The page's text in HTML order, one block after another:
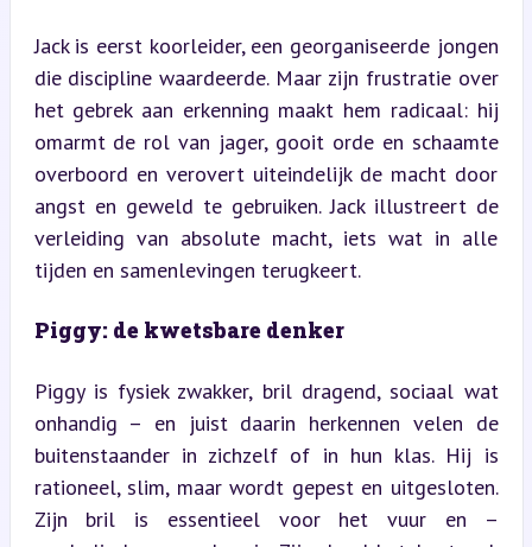
Jack is eerst koorleider, een georganiseerde jongen
die discipline waardeerde. Maar zijn frustratie over
het gebrek aan erkenning maakt hem radicaal: hij
omarmt de rol van jager, gooit orde en schaamte
overboord en verovert uiteindelijk de macht door
angst en geweld te gebruiken. Jack illustreert de
verleiding van absolute macht, iets wat in alle
tijden en samenlevingen terugkeert.
Piggy: de kwetsbare denker
Piggy is fysiek zwakker, bril dragend, sociaal wat
onhandig – en juist daarin herkennen velen de
buitenstaander in zichzelf of in hun klas. Hij is
rationeel, slim, maar wordt gepest en uitgesloten.
Zijn bril is essentieel voor het vuur en –